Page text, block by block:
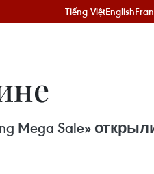
Tiếng ViệtEnglish
Mega Sale»